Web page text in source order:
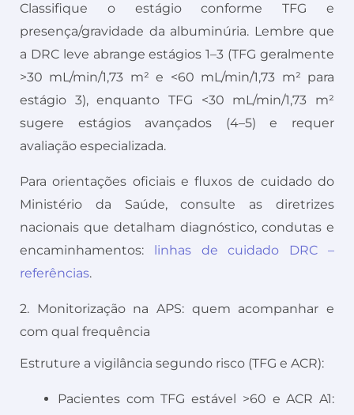
Classifique o estágio conforme TFG e
presença/gravidade da albuminúria. Lembre que
a DRC leve abrange estágios 1–3 (TFG geralmente
>30 mL/min/1,73 m² e <60 mL/min/1,73 m² para
estágio 3), enquanto TFG <30 mL/min/1,73 m²
sugere estágios avançados (4–5) e requer
avaliação especializada.
Para orientações oficiais e fluxos de cuidado do
Ministério da Saúde, consulte as diretrizes
nacionais que detalham diagnóstico, condutas e
encaminhamentos:
linhas de cuidado DRC –
referências.
2. Monitorização na APS: quem acompanhar e
com qual frequência
Estruture a vigilância segundo risco (TFG e ACR):
Pacientes com TFG estável >60 e ACR A1: